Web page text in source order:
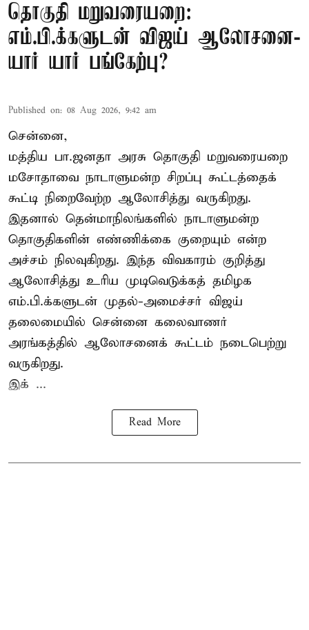
தொகுதி மறுவரையறை:
எம்.பி.க்களுடன் விஜய் ஆலோசனை-
யார் யார் பங்கேற்பு?
Published on: 08 Aug 2026, 9:42 am
சென்னை,
மத்திய பா.ஜனதா அரசு தொகுதி மறுவரையறை
மசோதாவை நாடாளுமன்ற சிறப்பு கூட்டத்தைக்
கூட்டி நிறைவேற்ற ஆலோசித்து வருகிறது.
இதனால் தென்மாநிலங்களில் நாடாளுமன்ற
தொகுதிகளின் எண்ணிக்கை குறையும் என்ற
அச்சம் நிலவுகிறது. இந்த விவகாரம் குறித்து
ஆலோசித்து உரிய முடிவெடுக்கத் தமிழக
எம்.பி.க்களுடன் முதல்-அமைச்சர் விஜய்
தலைமையில் சென்னை கலைவாணர்
அரங்கத்தில் ஆலோசனைக் கூட்டம் நடைபெற்று
வருகிறது.
இக் ...
Read More